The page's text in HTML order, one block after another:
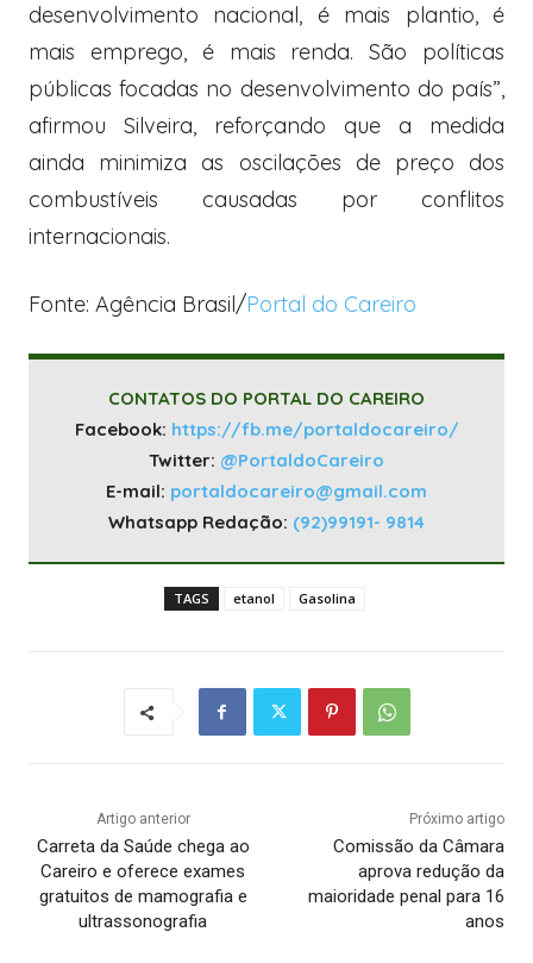
desenvolvimento nacional, é mais plantio, é
mais emprego, é mais renda. São políticas
públicas focadas no desenvolvimento do país”,
afirmou Silveira, reforçando que a medida
ainda minimiza as oscilações de preço dos
combustíveis causadas por conflitos
internacionais.
Fonte: Agência Brasil/Portal do Careiro
CONTATOS DO PORTAL DO CAREIRO
Facebook: https://fb.me/portaldocareiro/
Twitter: @PortaldoCareiro
E-mail: portaldocareiro@gmail.com
Whatsapp Redação: (92)99191- 9814
TAGS etanol Gasolina
Artigo anterior
Carreta da Saúde chega ao
Careiro e oferece exames
gratuitos de mamografia e
ultrassonografia
Próximo artigo
Comissão da Câmara
aprova redução da
maioridade penal para 16
anos